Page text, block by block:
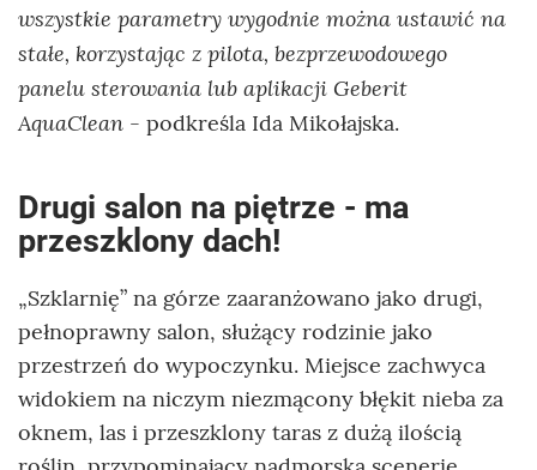
wszystkie parametry wygodnie można ustawić na
stałe, korzystając z pilota, bezprzewodowego
panelu sterowania lub aplikacji Geberit
AquaClean - podkreśla Ida Mikołajska.
Drugi salon na piętrze - ma
przeszklony dach!
„Szklarnię” na górze zaaranżowano jako drugi,
pełnoprawny salon, służący rodzinie jako
przestrzeń do wypoczynku. Miejsce zachwyca
widokiem na niczym niezmącony błękit nieba za
oknem, las i przeszklony taras z dużą ilością